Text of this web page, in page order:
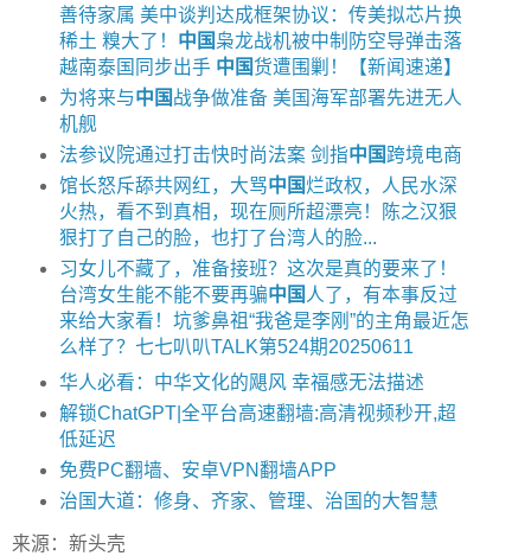
善待家属 美中谈判达成框架协议：传美拟芯片换
稀土 糗大了！ 中国 枭龙战机被中制防空导弹击落
越南泰国同步出手 中国货遭围剿！【新闻速递】
为将来与中国 战争做准备 美国海军部署先进无人
机舰
法参议院通过打击快时尚法案 剑指中国 跨境电商
馆长怒斥舔共网红，大骂中国烂政权，人民水深
火热，看不到真相，现在厕所超漂亮！陈之汉狠
狠打了自己的脸，也打了台湾人的脸...
习女儿不藏了，准备接班？这次是真的要来了！
台湾女生能不能不要再骗中国 人了，有本事反过
来给大家看！坑爹鼻祖“我爸是李刚”的主角最近怎
么样了？七七叭叭TALK第524期20250611
华人必看：中华文化的飓风 幸福感无法描述
解锁ChatGPT|全平台高速翻墙:高清视频秒开,超
低延迟
免费PC翻墙、安卓VPN翻墙APP
治国大道：修身、齐家、管理、治国的大智慧
来源：新头壳